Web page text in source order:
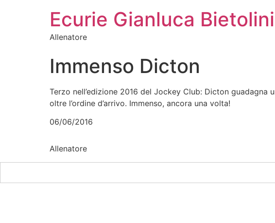
Ecurie Gianluca Bietolini
Allenatore
Immenso Dicton
Terzo nell’edizione 2016 del Jockey Club: Dicton
oltre l’ordine d’arrivo. Immenso, ancora una volta!
06/06/2016
Allenatore